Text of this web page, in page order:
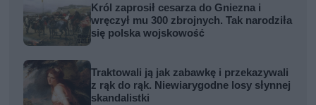
Król zaprosił cesarza do Gniezna i
wręczył mu 300 zbrojnych. Tak narodziła
się polska wojskowość
Traktowali ją jak zabawkę i przekazywali
z rąk do rąk. Niewiarygodne losy słynnej
skandalistki